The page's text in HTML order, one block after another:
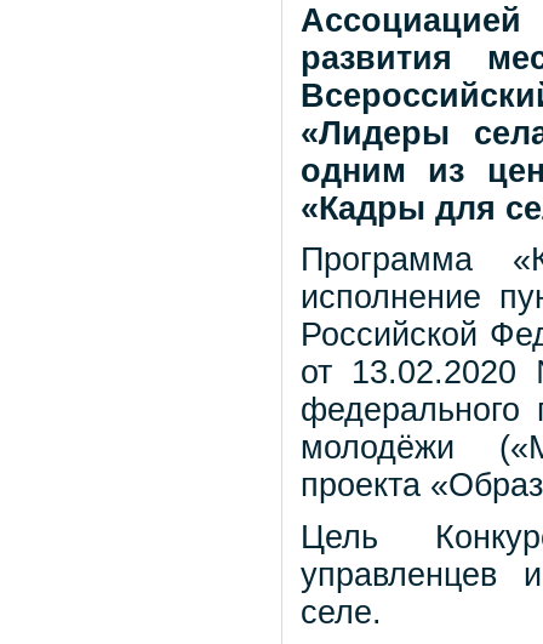
развития
«Лидеры
одним из
«Кадры для
Программа
исполнение
Российской
от
федерального
молодёжи
проекта
Цель
управленцев
селе.